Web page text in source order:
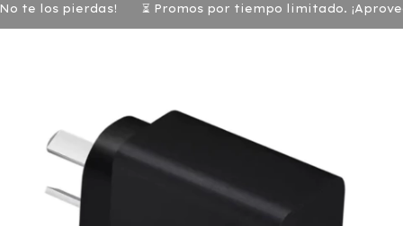
te los pierdas! ⏳ Promos por tiempo limitado.